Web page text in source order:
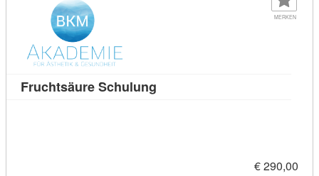
MERKEN
Fruchtsäure Schulung
€ 290,00